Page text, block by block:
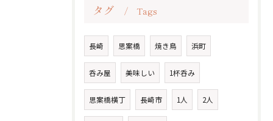
タグ Tags
長崎 思案橋 焼き鳥 浜町
呑み屋 美味しい 1杯呑み
思案橋横丁 長崎市 1人 2人